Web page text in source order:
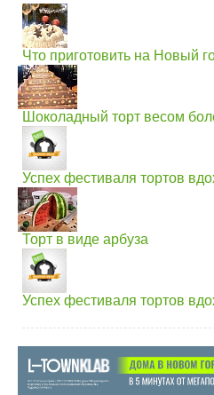
Что приготовить на Новый
Шоколадный торт весом
Успех фестиваля тортов
Торт в виде арбуза
Успех фестиваля тортов